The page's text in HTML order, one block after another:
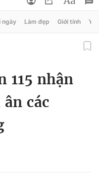
24h
ngày Làm đẹp Giới tính Y
115 nhận
các